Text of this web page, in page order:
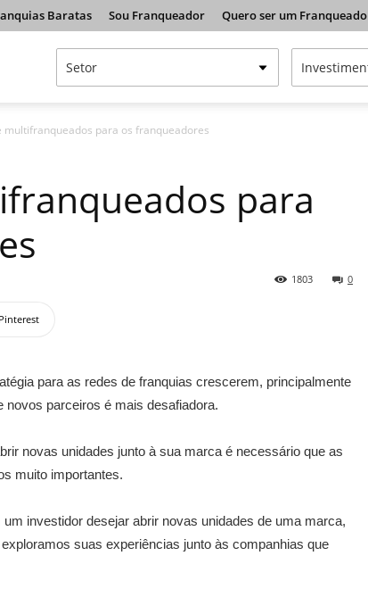
Baratas Sou Franqueador Quero ser um Franqueado
multifranqueados para os franqueadores
para
0
1803
Pinterest
para as redes de franquias crescerem, principalmente
parceiros é mais desafiadora.
novas unidades junto à sua marca é necessário que as
muito importantes.
investidor desejar abrir novas unidades de uma marca,
suas experiências junto às companhias que